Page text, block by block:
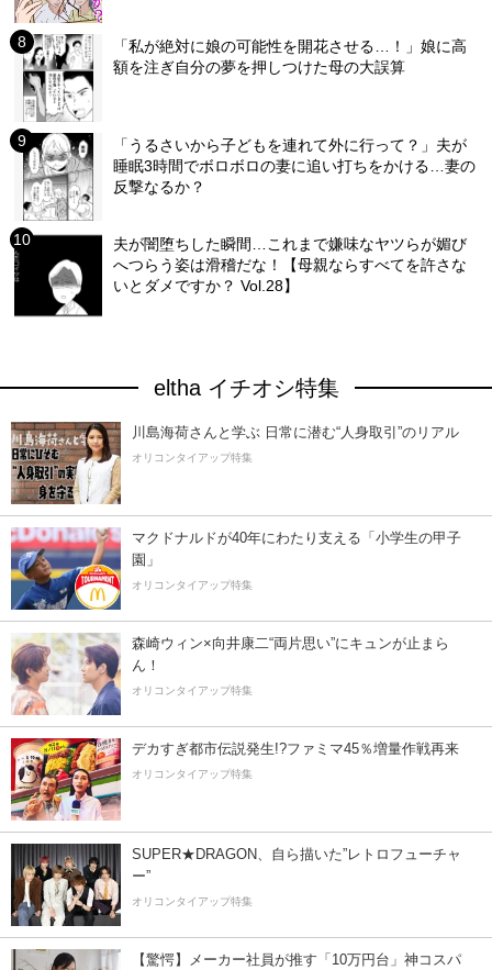
「私が絶対に娘の可能性を開花させる…！」娘に高
額を注ぎ自分の夢を押しつけた母の大誤算
「うるさいから子どもを連れて外に行って？」夫が
睡眠3時間でボロボロの妻に追い打ちをかける…妻の
反撃なるか？
夫が闇堕ちした瞬間…これまで嫌味なヤツらが媚び
へつらう姿は滑稽だな！【母親ならすべてを許さな
いとダメですか？ Vol.28】
eltha イチオシ特集
川島海荷さんと学ぶ 日常に潜む“人身取引”のリアル
オリコンタイアップ特集
マクドナルドが40年にわたり支える「小学生の甲子
園」
オリコンタイアップ特集
森崎ウィン×向井康二“両片思い”にキュンが止まら
ん！
オリコンタイアップ特集
デカすぎ都市伝説発生!?ファミマ45％増量作戦再来
オリコンタイアップ特集
SUPER★DRAGON、自ら描いた”レトロフューチャ
ー”
オリコンタイアップ特集
【驚愕】メーカー社員が推す「10万円台」神コスパ